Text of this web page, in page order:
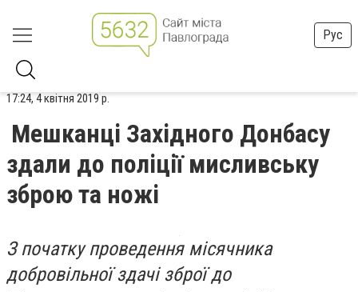
Рус
17:24, 4 квітня 2019 р.
Мешканці Західного Донбасу
здали до поліції мисливську
зброю та ножі
З початку проведення місячника
добровільної здачі зброї до